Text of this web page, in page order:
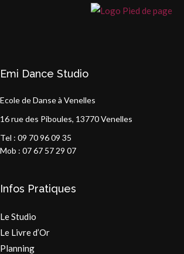
Emi Dance Studio
Ecole de Danse à Venelles
16 rue des Piboules, 13770 Venelles
Tel : 09 70 96 09 35
Mob : 07 67 57 29 07
Infos Pratiques
Le Studio
Le Livre d’Or
Planning